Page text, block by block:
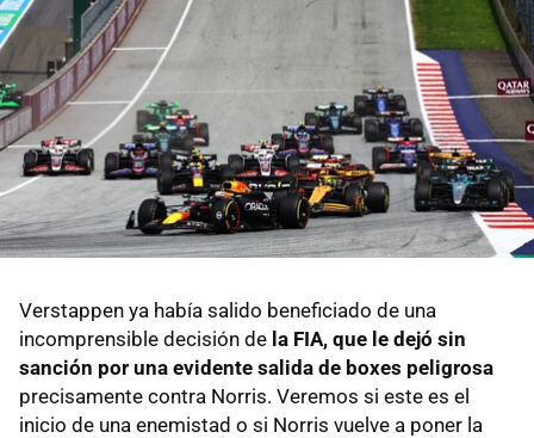
Verstappen ya había salido beneficiado de una
incomprensible decisión de la FIA, que le dejó sin
sanción por una evidente salida de boxes peligrosa
precisamente contra Norris. Veremos si este es el
inicio de una enemistad o si Norris vuelve a poner la